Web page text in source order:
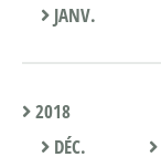
JANV.
2018
DÉC.